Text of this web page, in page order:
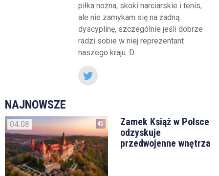
piłka nożna, skoki narciarskie i tenis,
ale nie zamykam się na żadną
dyscyplinę, szczególnie jeśli dobrze
radzi sobie w niej reprezentant
naszego kraju :D
NAJNOWSZE
04.08
Zamek Książ w Polsce
odzyskuje
przedwojenne wnętrza